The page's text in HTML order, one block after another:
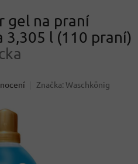
gel na praní
3,305 l (110 praní)
Značka: Waschkönig